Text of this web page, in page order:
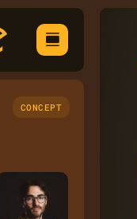
CONCEPT